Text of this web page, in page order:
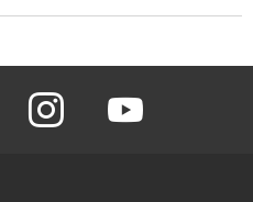
instagram youtube